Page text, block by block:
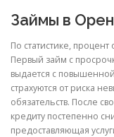
Займы в
По статистике,
Первый займ с
выдается с
страхуются от риска
обязательств. После
кредиту постепенно
предоставляющая